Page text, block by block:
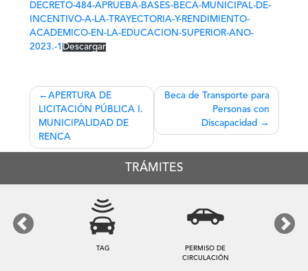
DECRETO-484-APRUEBA-BASES-BECA-MUNICIPAL-DE-
INCENTIVO-A-LA-TRAYECTORIA-Y-RENDIMIENTO-
ACADEMICO-EN-LA-EDUCACION-SUPERIOR-ANO-
2023.-1 Descargar
Navegación
de
entradas
APERTURA DE
LICITACIÓN PÚBLICA I.
MUNICIPALIDAD DE
RENCA
Beca de Transporte para
Personas con
Discapacidad
TRÁMITES
TAG
PERMISO DE
CIRCULACIÓN
Previous Next